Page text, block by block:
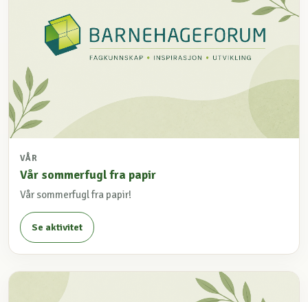
VÅR
Vår sommerfugl fra papir
Vår sommerfugl fra papir!
Se aktivitet